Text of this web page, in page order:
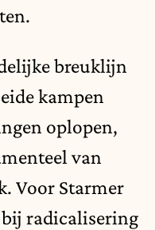
breuklijn
kampen
oplopen,
van
Voor Starmer
radicalisering